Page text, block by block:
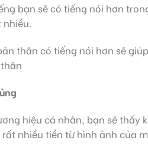
bạn sẽ có tiếng nói hơn
nhiều.
thân có tiếng nói hơn sẽ
hiệu cá nhân, bạn sẽ thấy
nhiều tiền từ hình ảnh của